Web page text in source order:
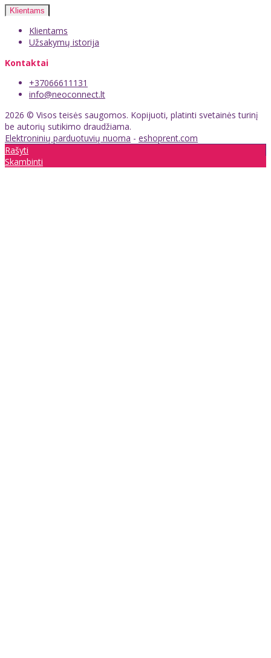
Klientams
Klientams
Užsakymų istorija
Kontaktai
+37066611131
info@neoconnect.lt
2026 © Visos teisės saugomos. Kopijuoti, platinti svetainės turinį
be autorių sutikimo draudžiama.
Elektroninių parduotuvių nuoma - eshoprent.com
Rašyti
Skambinti